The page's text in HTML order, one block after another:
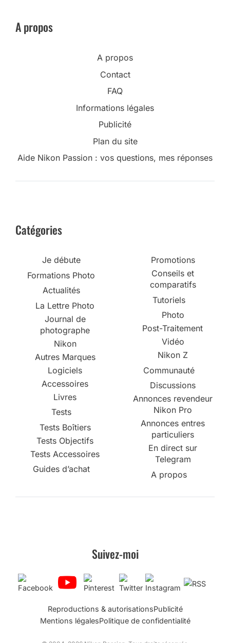
A propos
A propos
Contact
FAQ
Informations légales
Publicité
Plan du site
Aide Nikon Passion : vos questions, mes réponses
Catégories
Je débute
Formations Photo
Actualités
La Lettre Photo
Journal de
photographe
Nikon
Autres Marques
Logiciels
Accessoires
Livres
Tests
Tests Boîtiers
Tests Objectifs
Tests Accessoires
Guides d’achat
Promotions
Conseils et
comparatifs
Tutoriels
Photo
Post-Traitement
Vidéo
Nikon Z
Communauté
Discussions
Annonces revendeur
Nikon Pro
Annonces entres
particuliers
En direct sur
Telegram
A propos
Suivez-moi
Reproductions & autorisationsPublicité
Mentions légalesPolitique de confidentialité